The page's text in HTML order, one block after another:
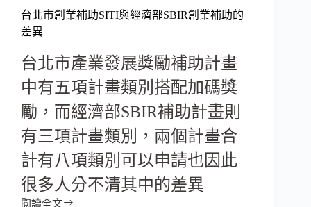
台北市創業補助SITI與經濟部SBIR創業補助的
差異
台北市產業發展獎勵補助計畫
中有五項計畫類別搭配加碼獎
勵，而經濟部SBIR補助計畫則
有三項計畫類別，兩個計畫合
計有八項類別可以申請也因此
很多人分不清其中的差異
閱讀全文